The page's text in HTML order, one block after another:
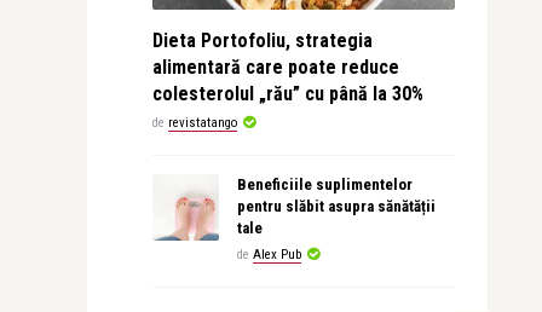
Dieta Portofoliu, strategia
alimentară care poate reduce
colesterolul „rău” cu până la 30%
de revistatango
Beneficiile suplimentelor
pentru slăbit asupra sănătății
tale
de Alex Pub